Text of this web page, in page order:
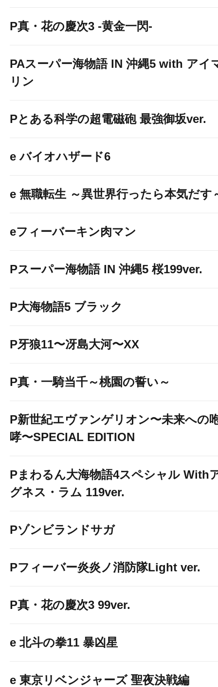
P真・花の慶次3 -黄金一閃-
PAスーパー海物語 IN 沖縄5 with アイ
リン
Pとある科学の超電磁砲 最強御坂ver.
e バイオハザード6
e 無職転生 ～異世界行ったら本気だす
eフィーバーキン肉マン
Pスーパー海物語 IN 沖縄5 桜199ver.
P大海物語5 ブラック
P牙狼11〜冴島大河〜XX
P真・一騎当千～桃園の誓い～
P新世紀エヴァンゲリオン〜未来への
哮〜SPECIAL EDITION
Pまわるん大海物語4スペシャル With
グネス・ラム 119ver.
Pゾンビランドサガ
Pフィーバー炎炎ノ消防隊Light ver.
P真・花の慶次3 99ver.
e 北斗の拳11 暴凶星
e 東京リベンジャーズ 聖夜決戦編